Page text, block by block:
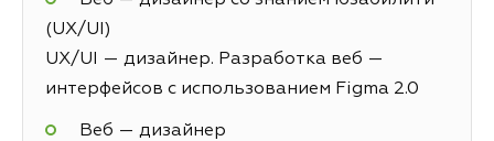
(UX/UI)
UX/UI — дизайнер. Разработка веб —
интерфейсов с использованием Figma 2.0
Веб — дизайнер